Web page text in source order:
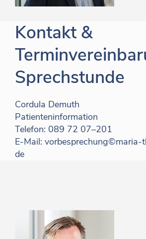
Kontakt &
Sprechstunde
Cordula Demuth
Patienteninformation
Telefon: 089 72 07–201
E-Mail: vorbesprechung©maria-
de